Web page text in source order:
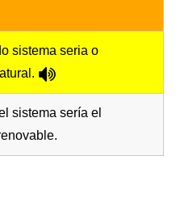
sistema seria o
sistema sería el